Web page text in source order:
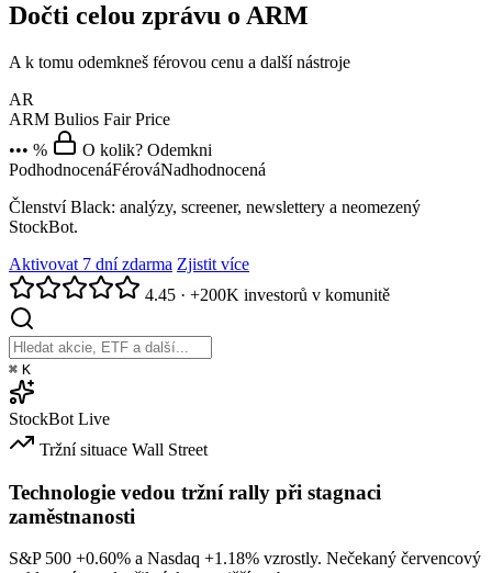
Dočti celou zprávu o ARM
A k tomu odemkneš férovou cenu a další nástroje
AR
ARM Bulios Fair Price
••• %
O kolik? Odemkni
PodhodnocenáFérováNadhodnocená
Členství Black: analýzy, screener, newslettery a neomezený
StockBot.
Aktivovat 7 dní zdarma Zjistit více
4.45 · +200K investorů v komunitě
⌘ K
StockBot Live
Tržní situace Wall Street
Technologie vedou tržní rally při stagnaci
zaměstnanosti
S&P 500 +0.60% a Nasdaq +1.18% vzrostly. Nečekaný červencový